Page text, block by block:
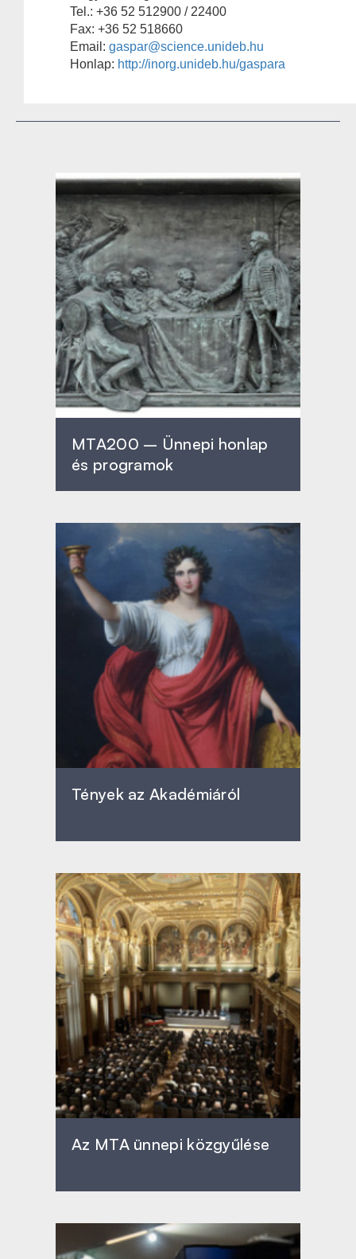
Tel.: +36 52 512900 / 22400
Fax: +36 52 518660
Email: gaspar@science.unideb.hu
Honlap: http://inorg.unideb.hu/gaspara
MTA200 – Ünnepi honlap
és programok
Tények az Akadémiáról
Az MTA ünnepi közgyűlése